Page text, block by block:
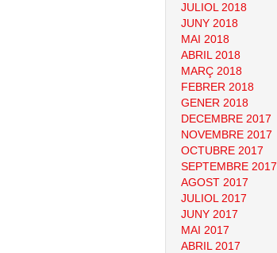
JULIOL 2018
JUNY 2018
MAI 2018
ABRIL 2018
MARÇ 2018
FEBRER 2018
GENER 2018
DECEMBRE 2017
NOVEMBRE 2017
OCTUBRE 2017
SEPTEMBRE 2017
AGOST 2017
JULIOL 2017
JUNY 2017
MAI 2017
ABRIL 2017